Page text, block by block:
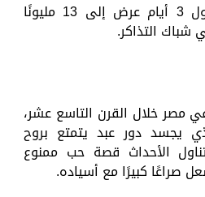
إجمالي إيراداته خلال أول 3 أيام عرض إلى 13 مليونًا
مصر خلال القرن التاسع عشر،
يجسد دور عبد يتمتع بروح
الأحداث قصة حب ممنوع
صراعًا كبيرًا مع أسياده.